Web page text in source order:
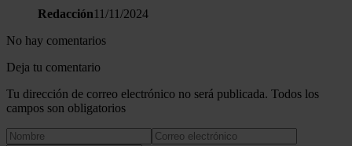
Redacción11/11/2024
No hay comentarios
Deja tu comentario
Tu dirección de correo electrónico no será publicada. Todos los
campos son obligatorios